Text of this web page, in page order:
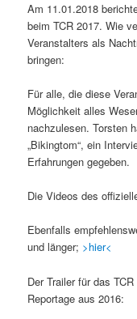
Am 11.01.2018
beim TCR 2017. Wie
Veranstalters als
bringen:
Für alle, die diese
Möglichkeit alles
nachzulesen. Torsten
„Bikingtom“, ein
Erfahrungen gegeben.
Die Videos des
Ebenfalls
und länger; >hier<
Der Trailer für das
Reportage aus 2016: